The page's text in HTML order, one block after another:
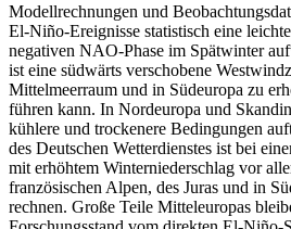
Modellrechnungen und
El-Niño-Ereignisse statistisch eine
negativen NAO-Phase im Spätwinter
ist eine südwärts verschobene
Mittelmeerraum und in Südeuropa zu
führen kann. In Nordeuropa und
kühlere und trockenere Bedingungen
des Deutschen Wetterdienstes ist bei
mit erhöhtem Winterniederschlag vor
französischen Alpen, des Juras und in
rechnen. Große Teile Mitteleuropas